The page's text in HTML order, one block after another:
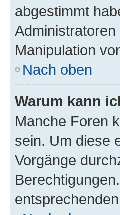
abgestimmt
Manipulation
Nach oben
Warum kann
Manche Foren
sein. Um diese
Vorgänge